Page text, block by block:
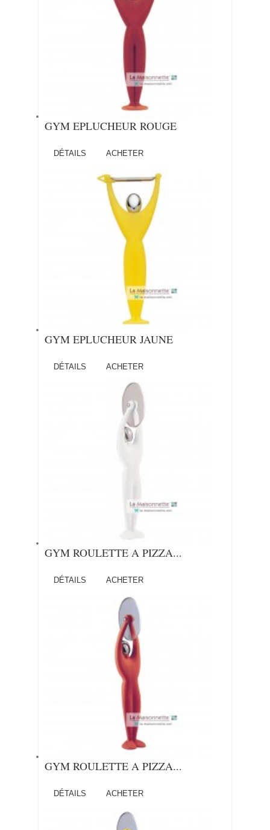
GYM EPLUCHEUR ROUGE
DÉTAILS ACHETER
GYM EPLUCHEUR JAUNE
DÉTAILS ACHETER
GYM ROULETTE A PIZZA...
DÉTAILS ACHETER
GYM ROULETTE A PIZZA...
DÉTAILS ACHETER